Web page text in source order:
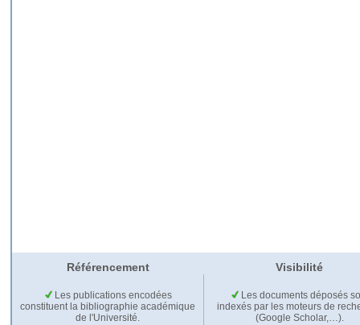
Référencement Visibilité
Les publications encodées
constituent la bibliographie académique
de l'Université.
Les documents déposés
indexés par les moteurs de
(Google Scholar,…).